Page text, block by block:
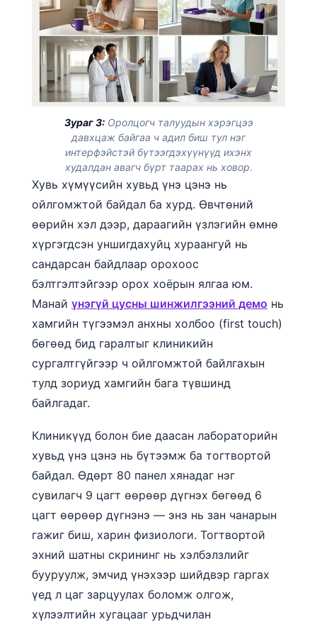
Зураг 3:Оролцогч талуудын хэрэгцээ
давхцаж байгаа ч адил биш тул нэг
интерфэйстэй бүтээгдэхүүнүүд ихэнх
худалдан авагч бүрт таарах нь ховор.
Хувь хүмүүсийн хувьд үнэ цэнэ нь
ойлгомжтой байдал ба хурд. Өвчтөний
өөрийн хэл дээр, дараагийн үзлэгийн өмнө
хүргэгдсэн уншигдахуйц хураангуй нь
сандарсан байдлаар орохоос
бэлтгэлтэйгээр орох хоёрын ялгаа юм.
Манай үнэгүй цусны шинжилгээний демо нь
хамгийн түгээмэл анхны холбоо (first touch)
бөгөөд бид гаралтыг клиникийн
сургалтгүйгээр ч ойлгомжтой байлгахын
тулд зориуд хамгийн бага түвшинд
байлгадаг.
Клиникүүд болон бие даасан лабораторийн
хувьд үнэ цэнэ нь бүтээмж ба тогтвортой
байдал. Өдөрт 80 панел хянадаг нэг
сувилагч 9 цагт өөрөөр дүгнэх бөгөөд 6
цагт өөрөөр дүгнэнэ — энэ нь зан чанарын
гажиг биш, харин физиологи. Тогтвортой
эхний шатны скрининг нь хэлбэлзлийг
бууруулж, эмчид үнэхээр шийдвэр гаргах
үед л цаг зарцуулах боломж олгож,
хүлээлтийн хугацааг урьдчилан
Tagalog
ไทย
ဗမာစာ
ភាសាខ្មែរ
አማርኛ
Українська
O‘zbekcha
Català
Қазақ тілі
Suomi
Hrvatski
Slovenčina
پښتو
سنڌي
සිංහල
অসমীয়া
Latviešu valoda
Македонски јазик
Gàidhlig
Occitan
العربية المغربية
Afrikaans